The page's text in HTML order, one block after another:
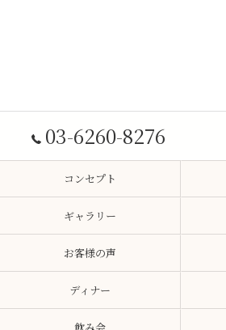
03-6260-8276
コンセプト
ギャラリー
お客様の声
ディナー